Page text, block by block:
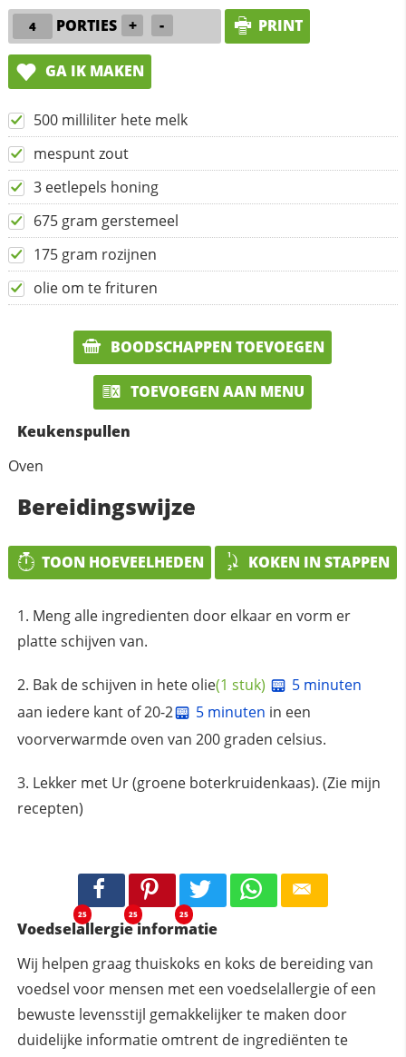
PORTIES + - PRINT
GA IK MAKEN
500 milliliter hete melk
mespunt zout
3 eetlepels honing
675 gram gerstemeel
175 gram rozijnen
olie om te frituren
BOODSCHAPPEN TOEVOEGEN
TOEVOEGEN AAN MENU
Keukenspullen
Oven
Bereidingswijze
TOON HOEVEELHEDEN KOKEN IN STAPPEN
Meng alle ingredienten door elkaar en vorm er
platte schijven van.
Bak de schijven in hete olie(1 stuk)
5 minuten
aan iedere kant of 20-2
5 minuten in een
voorverwarmde oven van 200 graden celsius.
Lekker met Ur (groene boterkruidenkaas). (Zie mijn
recepten)
25 25 25
Voedselallergie informatie
Wij helpen graag thuiskoks en koks de bereiding van
voedsel voor mensen met een voedselallergie of een
bewuste levensstijl gemakkelijker te maken door
duidelijke informatie omtrent de ingrediënten te